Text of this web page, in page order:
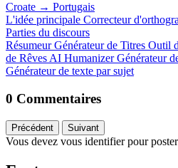
Croate → Portugais
L'idée principale Correcteur
Parties du discours
RésumeurGénérateur de Titres Outil
de Rêves AI HumanizerGénérateur
Générateur de texte par sujet
0 Commentaires
Précédent Suivant
Vous devez vous identifier pour